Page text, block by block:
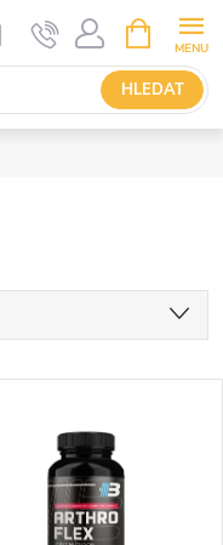
HLEDAT
NÁKUPNÍ
KOŠÍK